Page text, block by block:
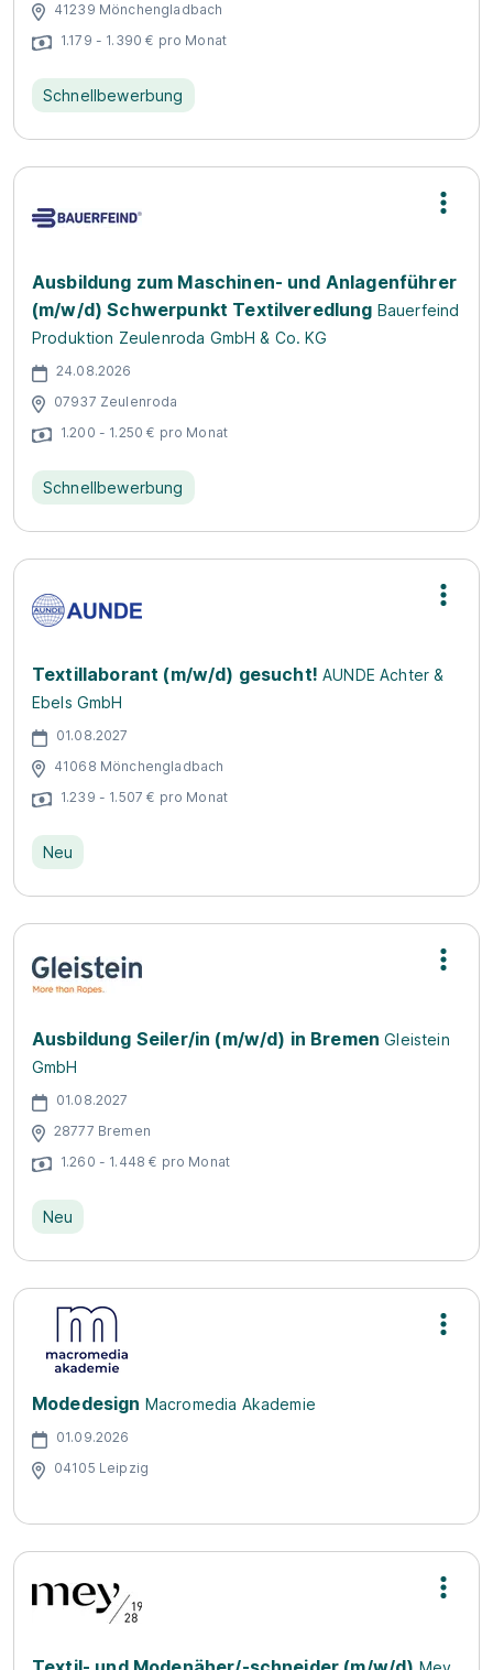
41239 Mönchengladbach
1.179 - 1.390 € pro Monat
Schnellbewerbung
Ausbildung zum Maschinen- und Anlagenführer
(m/w/d) Schwerpunkt Textilveredlung Bauerfeind
Produktion Zeulenroda GmbH & Co. KG
24.08.2026
07937 Zeulenroda
1.200 - 1.250 € pro Monat
Schnellbewerbung
Textillaborant (m/w/d) gesucht! AUNDE Achter &
Ebels GmbH
01.08.2027
41068 Mönchengladbach
1.239 - 1.507 € pro Monat
Neu
Ausbildung Seiler/in (m/w/d) in Bremen Gleistein
GmbH
01.08.2027
28777 Bremen
1.260 - 1.448 € pro Monat
Neu
Modedesign Macromedia Akademie
01.09.2026
04105 Leipzig